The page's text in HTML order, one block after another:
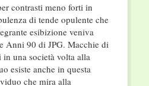
contrasti meno forti in
di tende opulente che
esibizione veniva
Anni 90 di JPG. Macchie di
una società volta alla
esiste anche in questa
che mira alla